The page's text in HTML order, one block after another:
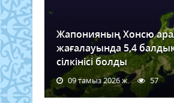
Жапонияның Хонсю
жағалауында 5,4
сілкінісі болды
09 тамыз 2026 ж. 57